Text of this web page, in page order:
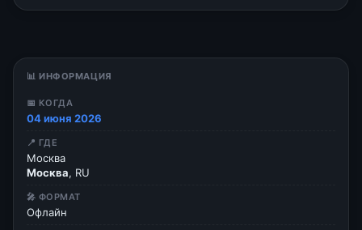
📊 ИНФОРМАЦИЯ
📅 КОГДА
04 июня 2026
📍 ГДЕ
Москва
Москва, RU
🎤 ФОРМАТ
Офлайн